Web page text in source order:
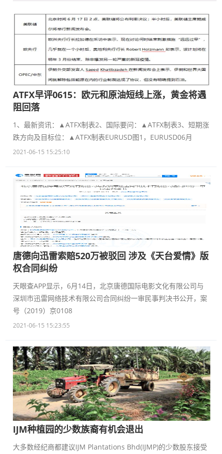
ATFX早评0615：欧元和原油短线上涨，黄金将遇
阻回落
1、最新资讯：▲ATFX制表2、国际要问：▲ATFX制表3、短期涨
跌方向及目标位：▲ATFX制表EURUSD图1，EURUSD06月
2021-06-15 15:25:10
唐德向迅雷索赔520万被驳回 涉及《天台爱情》版
权合同纠纷
天眼查APP显示，6月14日，北京唐德国际电影文化有限公司与
深圳市迅雷网络技术有限公司合同纠纷一审民事判决书公开，案
号（2019）京0108
2021-06-15 15:23:55
IJM种植园的少数族裔有机会退出
大多数经纪商都建议IJM Plantations Bhd(IJMP)的少数股东接受